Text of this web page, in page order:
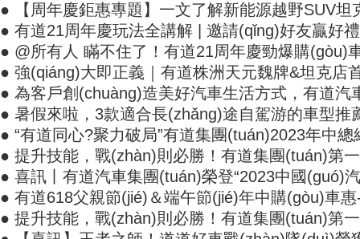
● 【周年慶鉅惠專題】一文了解新能源越野SUV坦
● 有道21周年慶玩法全講解 | 邀請(qǐng)好友贏好
● @所有人 瞞不住了！有道21周年慶勁爆購
● 強(qiáng)大即正義｜有道株洲天元魏牌&坦克店
● 為客戶創(chuàng)造美好汽車生活方式，有道
● 暑假來啦，3款適合長(zhǎng)途自駕游的車型
● “有道同心?聚力破局”有道集團(tuán)2023年中
● 提升技能，戰(zhàn)則必勝！有道集團(tuán)
● 喜訊丨有道汽車集團(tuán)榮登“2023中國(guó)
● 有道618父親節(jié)＆端午節(jié)年中購(gòu)車惠-
● 提升技能，戰(zhàn)則必勝！有道集團(tuán)